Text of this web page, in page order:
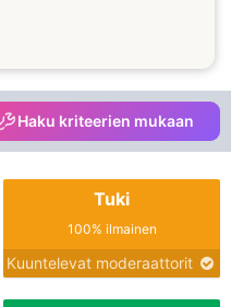
Haku kriteerien mukaan
Tuki
100% ilmainen
Kuuntelevat moderaattorit